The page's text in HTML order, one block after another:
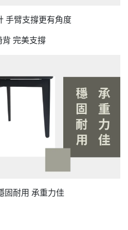
手臂支撐更有角度
背 完美支撐
固耐用 承重力佳